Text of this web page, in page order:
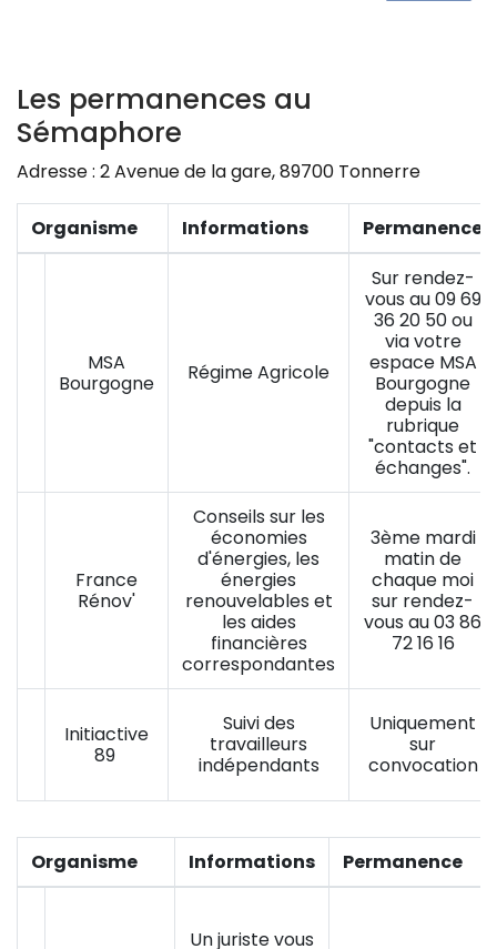
Les permanences au
Sémaphore
Adresse : 2 Avenue de la gare, 89700 Tonnerre
Organisme Informations Permanence
MSA
Bourgogne
Régime Agricole
Sur rendez-
vous au 09 69
36 20 50 ou
via votre
espace MSA
Bourgogne
depuis la
rubrique
"contacts et
échanges".
France
Rénov'
Conseils sur les
économies
d'énergies, les
énergies
renouvelables et
les aides
financières
correspondantes
3ème mardi
matin de
chaque moi
sur rendez-
vous au 03 86
72 16 16
Initiactive
89
Suivi des
travailleurs
indépendants
Uniquement
sur
convocation
Organisme Informations
Permanence
Un juriste vous